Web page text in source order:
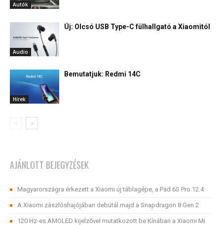
Autók
Audio
Új: Olcsó USB Type-C fülhallgató a Xiaomitól
Hírek
Bemutatjuk: Redmi 14C
AJÁNLOTT BEJEGYZÉSEK
Magyarországra érkezett a Xiaomi új táblagépe, a Pad 6S Pro 12.4
A Xiaomi zászlóshajójában debütál majd a Snapdragon 8 Gen 2
120 Hz-es AMOLED kijelzővel mutatkozott be Kínában a Xiaomi Mi